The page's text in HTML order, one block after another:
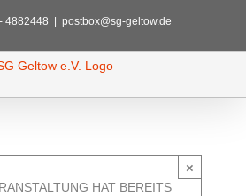
4882448 postbox@sg-geltow.de
×
HAT BEREITS